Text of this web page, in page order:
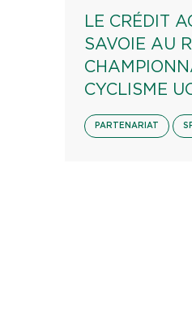
LE CRÉDIT
SAVOIE AU
CYCLISME
PARTENARIAT